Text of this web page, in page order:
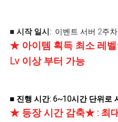
■ 시작 일시: 이벤트 서버 2주
★ 아이템 획득 최소 레
Lv 이상 부터 가능
■ 진행 시간: 6~10시간 단위로
★ 등장 시간 감축★ : 최